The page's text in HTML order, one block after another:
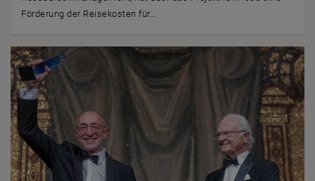
Förderung der Reisekosten für…